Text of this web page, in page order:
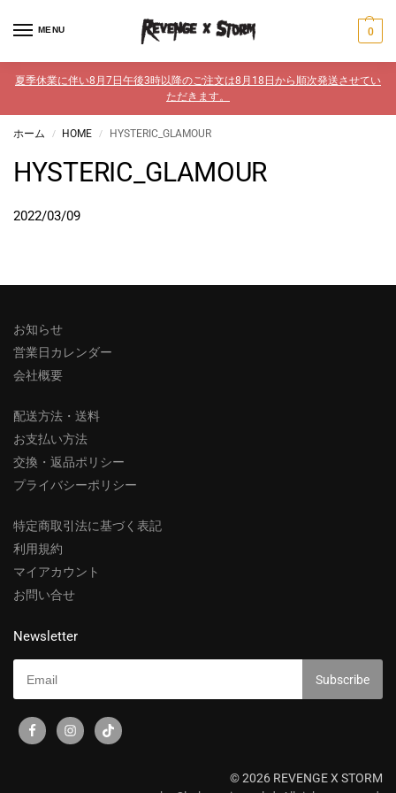
MENU 0
夏季休業に伴い8月7日午後3時以降のご注文は8月18日から順次発送させてい
ただきます。
ホーム / HOME / HYSTERIC_GLAMOUR
HYSTERIC_GLAMOUR
2022/03/09
お知らせ
営業日カレンダー
会社概要
配送方法・送料
お支払い方法
交換・返品ポリシー
プライバシーポリシー
特定商取引法に基づく表記
利用規約
マイアカウント
お問い合せ
Newsletter
© 2026 REVENGE X STORM